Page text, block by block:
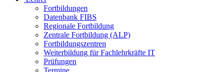
Fortbildungen
Datenbank FIBS
Regionale Fortbildung
Zentrale Fortbildung (ALP)
Fortbildungszentren
Weiterbildung für Fachlehrkräfte IT
Prüfungen
Termine